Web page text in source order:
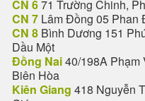
CN 671 Trường Chinh,
CN 7 Lâm Đồng 05 Phan
CN 8 Bình Dương 151
Dầu Một
Đồng Nai40/198A Phạm
Biên Hòa
Kiên Giang 418 Nguyễn